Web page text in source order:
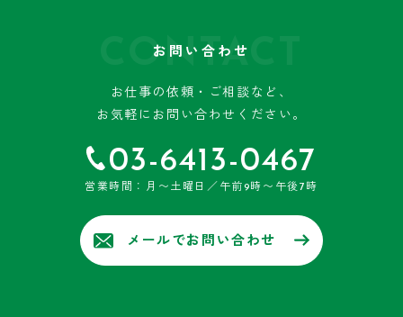
CONTACT
お問い合わせ
お仕事の依頼・ご相談など、
お気軽にお問い合わせください。
03-6413-0467
営業時間：月〜土曜日／午前9時〜午後7時
メールでお問い合わせ